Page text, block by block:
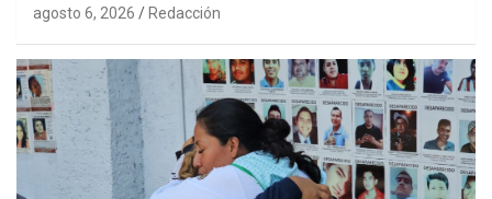
agosto 6, 2026 Redacción